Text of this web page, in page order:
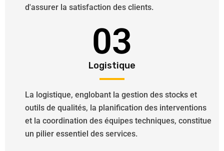
d'assurer la satisfaction des clients.
03
Logistique
La logistique, englobant la gestion des stocks et
outils de qualités, la planification des interventions
et la coordination des équipes techniques, constitue
un pilier essentiel des services.